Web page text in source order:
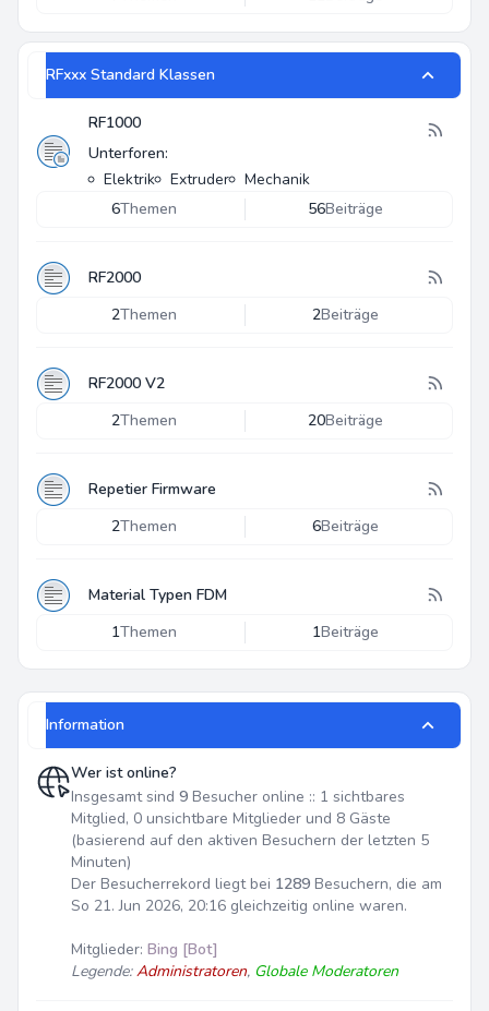
RFxxx Standard Klassen
RF1000
Unterforen:
Elektrik
Extruder
Mechanik
6Themen 56Beiträge
RF2000
2Themen 2Beiträge
RF2000 V2
2Themen 20Beiträge
Repetier Firmware
2Themen 6Beiträge
Material Typen FDM
1Themen 1Beiträge
Information
Wer ist online?
Insgesamt sind 9 Besucher online :: 1 sichtbares
Mitglied, 0 unsichtbare Mitglieder und 8 Gäste
(basierend auf den aktiven Besuchern der letzten 5
Minuten)
Der Besucherrekord liegt bei 1289 Besuchern, die am
So 21. Jun 2026, 20:16 gleichzeitig online waren.
Mitglieder: Bing [Bot]
Legende:Administratoren, Globale Moderatoren